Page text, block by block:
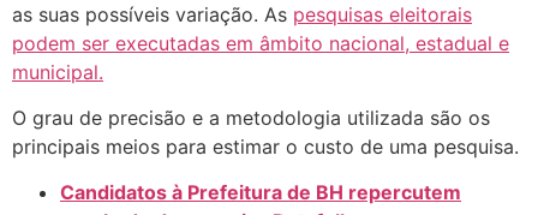
as suas possíveis variação. As pesquisas eleitorais
podem ser executadas em âmbito nacional, estadual e
municipal.
O grau de precisão e a metodologia utilizada são os
principais meios para estimar o custo de uma pesquisa.
Candidatos à Prefeitura de BH repercutem